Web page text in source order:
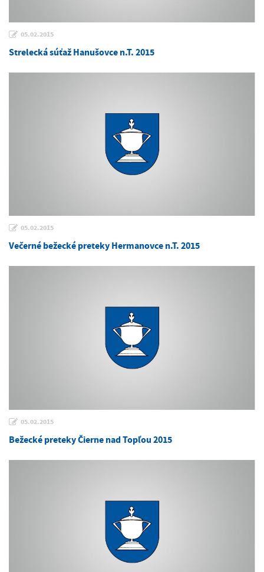
05.02.2015
Strelecká súťaž Hanušovce n.T. 2015
05.02.2015
Večerné bežecké preteky Hermanovce n.T. 2015
05.02.2015
Bežecké preteky Čierne nad Topľou 2015